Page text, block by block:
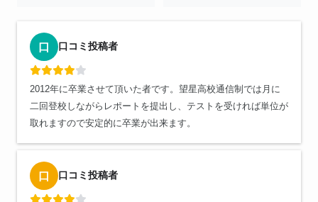
口 口コミ投稿者
2012年に卒業させて頂いた者です。望星高校通信制では月に
二回登校しながらレポートを提出し、テストを受ければ単位が
取れますので安定的に卒業が出来ます。
口 口コミ投稿者